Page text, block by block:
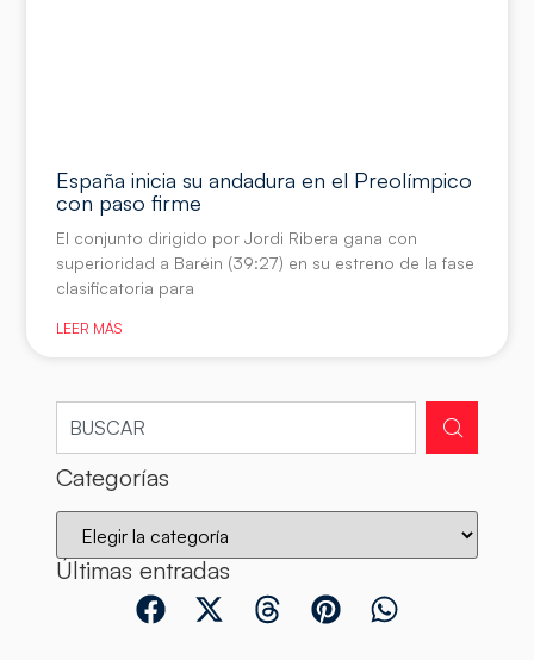
España inicia su andadura en el Preolímpico
con paso firme
El conjunto dirigido por Jordi Ribera gana con
superioridad a Baréin (39:27) en su estreno de la fase
clasificatoria para
LEER MÁS
Categorías
Últimas entradas